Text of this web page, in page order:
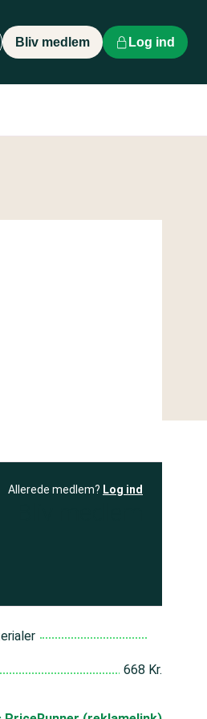
Bliv medlem Log ind
Allerede medlem? Log ind
668 Kr.